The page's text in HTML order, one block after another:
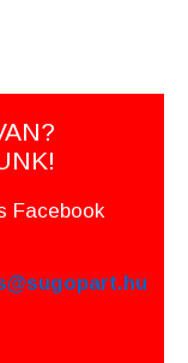
Facebook